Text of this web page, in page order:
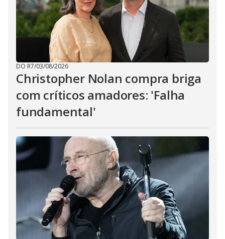
DO R7/03/08/2026
Christopher Nolan compra briga
com críticos amadores: 'Falha
fundamental'